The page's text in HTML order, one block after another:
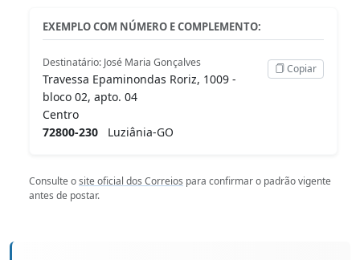
EXEMPLO COM NÚMERO E COMPLEMENTO:
Destinatário: José Maria Gonçalves
Travessa Epaminondas Roriz, 1009 -
bloco 02, apto. 04
Centro
72800-230 Luziânia-GO
Copiar
Consulte osite oficial dos Correios para confirmar o padrão vigente
antes de postar.